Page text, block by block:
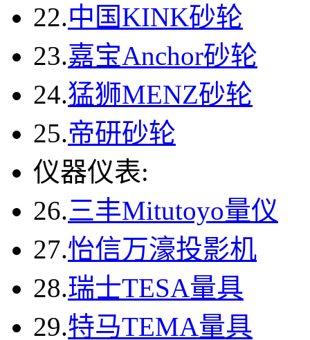
22.中国KINK砂轮
23.嘉宝Anchor砂轮
24.猛狮MENZ砂轮
25.帝研砂轮
仪器仪表:
26.三丰Mitutoyo量仪
27.怡信万濠投影机
28.瑞士TESA量具
29.特马TEMA量具